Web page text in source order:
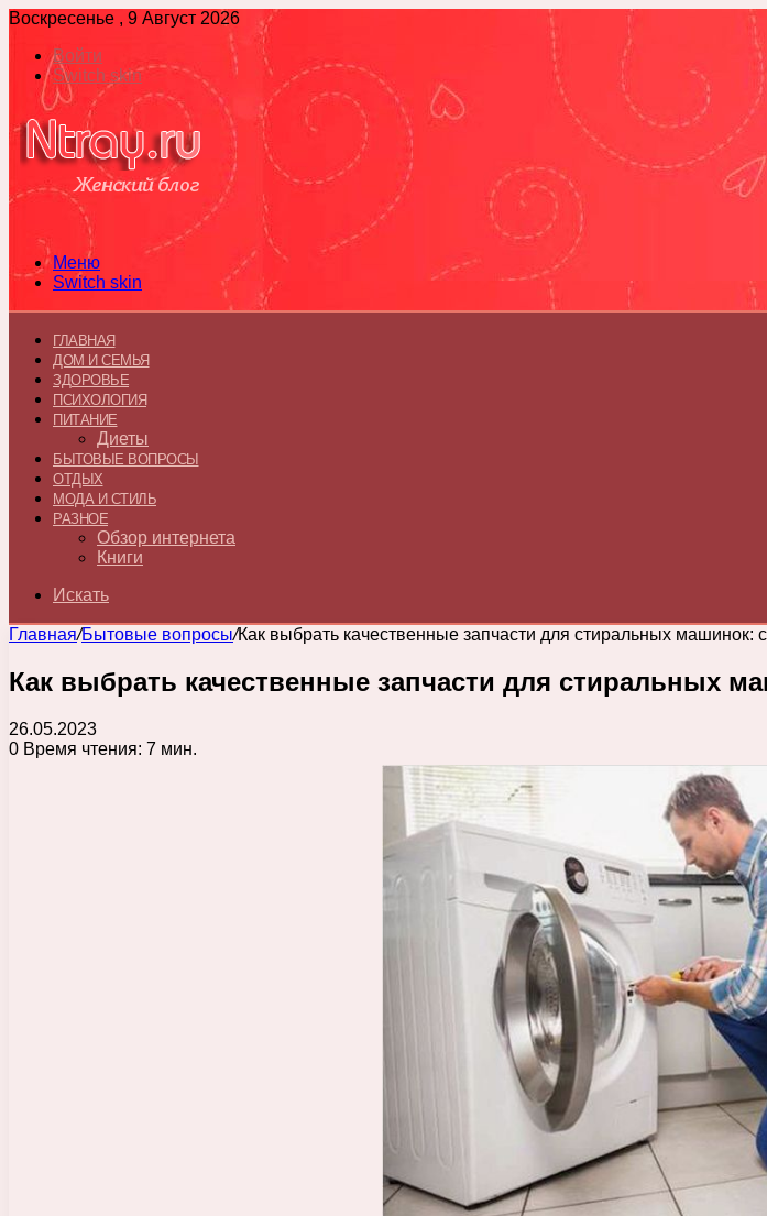
Воскресенье , 9 Август 2026
Войти
Switch skin
Меню
Switch skin
ГЛАВНАЯ
ДОМ И СЕМЬЯ
ЗДОРОВЬЕ
ПСИХОЛОГИЯ
ПИТАНИЕ
Диеты
БЫТОВЫЕ ВОПРОСЫ
ОТДЫХ
МОДА И СТИЛЬ
РАЗНОЕ
Обзор интернета
Книги
Искать
Главная/Бытовые вопросы/Как выбрать качественные запчасти для стиральных машинок:
Как выбрать качественные запчасти для стиральных
26.05.2023
0 Время чтения: 7 мин.